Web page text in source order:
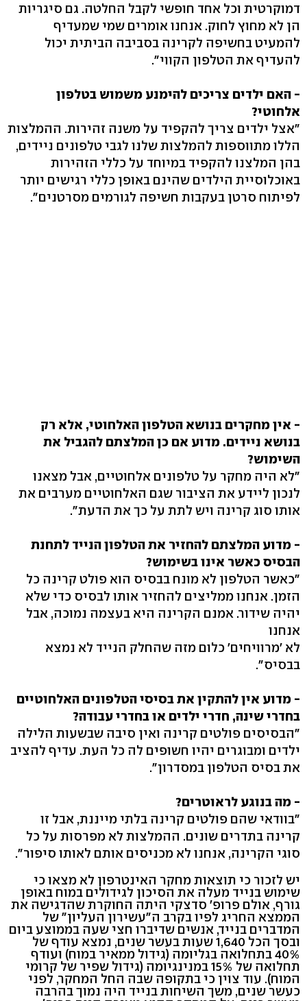
דמוקרטית וכל אחד חופשי לקבל החלטה. גם סיגריות
הן לא מחוץ לחוק. אנחנו אומרים שמי שמעדיף
להמעיט בחשיפה לקרינה בסביבה הביתית יכול
להעדיף את הטלפון הקווי".
- האם ילדים צריכים להימנע משמוש בטלפון
אלחוטי?
"אצל ילדים צריך להקפיד על משנה זהירות. ההמלצות
הללו מתווספות להמלצות שלנו לגבי טלפונים ניידים,
בהן המלצנו להקפיד במיוחד על כללי הזהירות
באוכלוסיית הילדים שהינם באופן כללי רגישים יותר
לפיתוח סרטן בעקבות חשיפה לגורמים מסרטנים".
- אין מחקרים בנושא הטלפון האלחוטי, אלא רק
בנושא ניידים. מדוע אם כן המלצתם להגביל את
השימוש?
"לא היה מחקר על טלפונים אלחוטיים, אבל מצאנו
לנכון ליידע את הציבור שגם האלחוטיים מערבים את
אותו סוג קרינה ויש לתת על כך את הדעת".
- מדוע המלצתם להחזיר את הטלפון הנייד לתחנת
הבסיס כאשר אינו בשימוש?
"כאשר הטלפון לא מונח בבסיס הוא פולט קרינה כל
הזמן. אנחנו ממליצים להחזיר אותו לבסיס כדי שלא
יהיה שידור. אמנם הקרינה היא בעצמה נמוכה, אבל
אנחנו
לא 'מרוויחים' כלום מזה שהחלק הנייד לא נמצא
בבסיס".
- מדוע אין להתקין את בסיסי הטלפונים האלחוטיים
בחדרי שינה, חדרי ילדים או בחדרי עבודה?
"הבסיסים פולטים קרינה ואין סיבה שבשעות הלילה
ילדים ומבוגרים יהיו חשופים לה כל העת. עדיף להציב
את בסיס הטלפון במסדרון".
- מה בנוגע לראוטרים?
"בוודאי שהם פולטים קרינה בלתי מייננת, אבל זו
קרינה בתדרים שונים. ההמלצות לא מפרסות על כל
סוגי הקרינה, אנחנו לא מכניסים אותם לאותו סיפור".
יש לזכור כי תוצאות מחקר האינטרפון לא מצאו כי
שימוש בנייד מעלה את הסיכון לגידולים במוח באופן
גורף, אולם פרופ' סדצקי היתה החוקרת שהדגישה את
הממצא החריג לפיו בקרב ה"עשירון העליון" של
המדברים בנייד, אנשים שדיברו חצי שעה בממוצע ביום
ובסך הכל 1,640 שעות בעשר שנים, נמצא עודף של
40% בתחלואה בגליומה (גידול ממאיר במוח) ועודף
תחלואה של 15% במנינגיומה (גידול שפיר של קרומי
המוח). עוד צוין כי בתקופה שבה החל המחקר, לפני
כעשר שנים, משך השיחות בנייד היה נמוך בהרבה